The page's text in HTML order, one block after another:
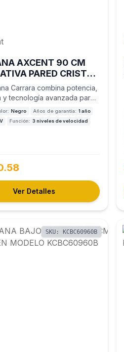
AXCENT 90 CM
PARED CRISTAL
MODELO
Carrara combina potencia,
y tecnología avanzada para
Con extracción de hasta
elimina humo, grasa…
Negro Años de garantía: 1 año
Función: 3 niveles de velocidad
Ver Detalles
SKU: KCBC60960B